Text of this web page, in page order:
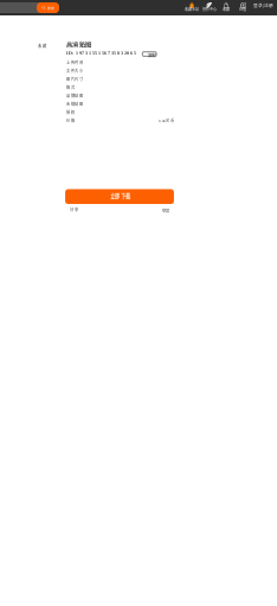
搜索 收藏本站 创作中心 收藏 充值
登录 |注册
收藏 高清贴图
ID: 1973155156735832065 复制
上传时间
文件大小
图片尺寸
格式
品牌贴图
无缝贴图
授权
价格 0.00艺币
立即下载
分享 举报